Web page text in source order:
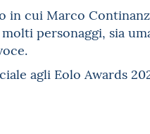
in cui Marco
personaggi, sia
agli Eolo Awards